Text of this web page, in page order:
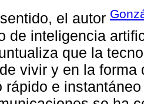
el autor
de inteligencia
que la
vivir y en la
rápido e